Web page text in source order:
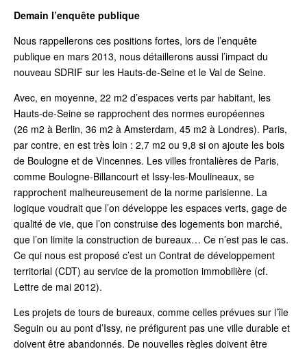
Demain l’enquête publique
Nous rappellerons ces positions fortes, lors de l’enquête
publique en mars 2013, nous détaillerons aussi l’impact du
nouveau SDRIF sur les Hauts-de-Seine et le Val de Seine.
Avec, en moyenne, 22 m2 d’espaces verts par habitant, les
Hauts-de-Seine se rapprochent des normes européennes
(26 m2 à Berlin, 36 m2 à Amsterdam, 45 m2 à Londres). Paris,
par contre, en est très loin : 2,7 m2 ou 9,8 si on ajoute les bois
de Boulogne et de Vincennes. Les villes frontalières de Paris,
comme Boulogne-Billancourt et Issy-les-Moulineaux, se
rapprochent malheureusement de la norme parisienne. La
logique voudrait que l’on développe les espaces verts, gage de
qualité de vie, que l’on construise des logements bon marché,
que l’on limite la construction de bureaux… Ce n’est pas le cas.
Ce qui nous est proposé c’est un Contrat de développement
territorial (CDT) au service de la promotion immobilière (cf.
Lettre de mai 2012).
Les projets de tours de bureaux, comme celles prévues sur l’île
Seguin ou au pont d’Issy, ne préfigurent pas une ville durable et
doivent être abandonnés. De nouvelles règles doivent être